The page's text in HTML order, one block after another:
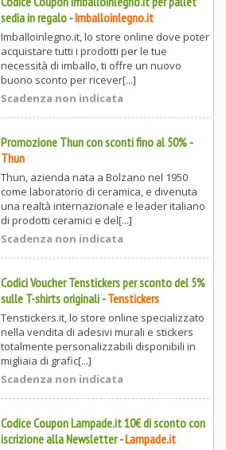
sedia in regalo-Imballoinlegno.it
Imballoinlegno.it, lo store online dove poter
acquistare tutti i prodotti per le tue
necessità di imballo, ti offre un nuovo
buono sconto per ricever[...]
Scadenza non indicata
Promozione Thun con sconti fino al 50%-
Thun
Thun, azienda nata a Bolzano nel 1950
come laboratorio di ceramica, e divenuta
una realtà internazionale e leader italiano
di prodotti ceramici e del[...]
Scadenza non indicata
Codici Voucher Tenstickers per sconto del 5%
sulle T-shirts originali -Tenstickers
Tenstickers.it, lo store online specializzato
nella vendita di adesivi murali e stickers
totalmente personalizzabili disponibili in
migliaia di grafic[...]
Scadenza non indicata
Codice Coupon Lampade.it 10€ di sconto con
iscrizione alla Newsletter-Lampade.it